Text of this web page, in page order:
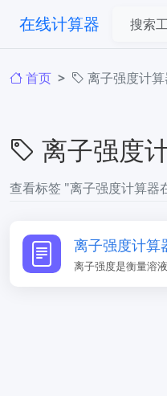
在线计算器
首页 离子强度计
离子强度
查看标签 "离子强度计算器
离子强度计算
离子强度是衡量溶